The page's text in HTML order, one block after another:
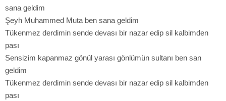
sana geldim
Şeyh Muhammed Muta ben sana geldim
Tükenmez derdimin sende devası bir nazar edip sil kalbimden
pası
Sensizim kapanmaz gönül yarası gönlümün sultanı ben san
geldim
Tükenmez derdimin sende devası bir nazar edip sil kalbimden
pası